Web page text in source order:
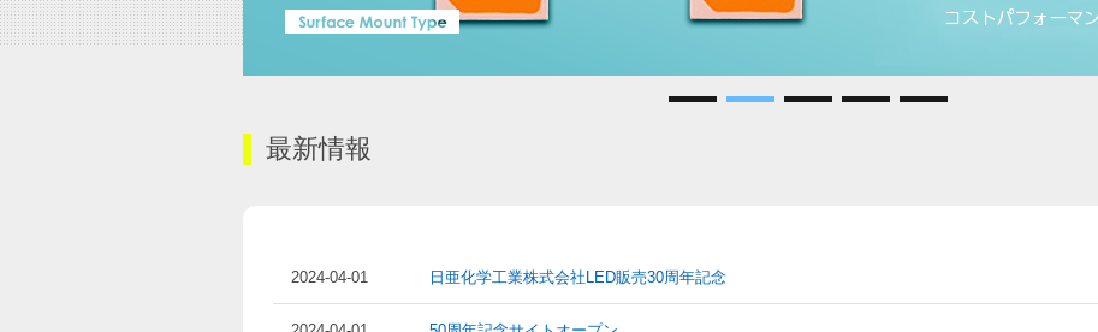
最新情報
2024-04-01 日亜化学工業株式会社LED販売30周年記念